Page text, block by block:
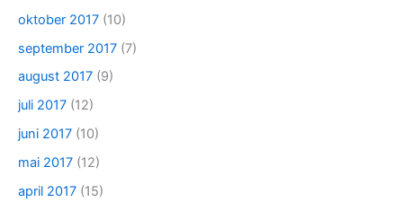
oktober 2017 (10)
september 2017 (7)
august 2017 (9)
juli 2017 (12)
juni 2017 (10)
mai 2017 (12)
april 2017 (15)